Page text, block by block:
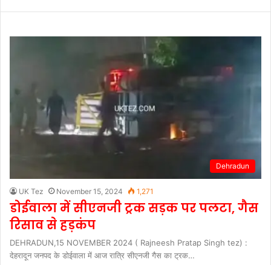
Dehradun
UK Tez November 15, 2024 1,271
डोईवाला में सीएनजी ट्रक सड़क पर पलटा, गैस
रिसाव से हड़कंप
DEHRADUN,15 NOVEMBER 2024 ( Rajneesh Pratap Singh tez) :
देहरादून जनपद के डोईवाला में आज रात्रि सीएनजी गैस का ट्रक…